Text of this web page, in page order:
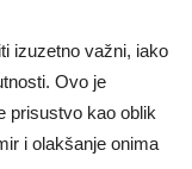
izuzetno važni, iako
Ovo je
prisustvo kao oblik
i olakšanje onima